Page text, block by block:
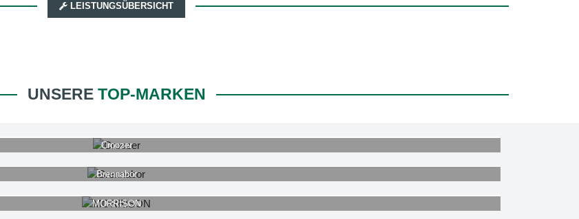
LEISTUNGSÜBERSICHT
UNSERE TOP-MARKEN
Croozer
Brennabor
MORRISON